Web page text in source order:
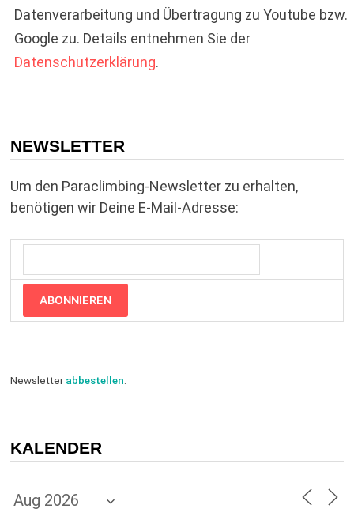
Datenverarbeitung und Übertragung zu Youtube bzw.
Google zu. Details entnehmen Sie der
Datenschutzerklärung.
NEWSLETTER
Um den Paraclimbing-Newsletter zu erhalten,
benötigen wir Deine E-Mail-Adresse:
ABONNIEREN
Newsletterabbestellen
KALENDER